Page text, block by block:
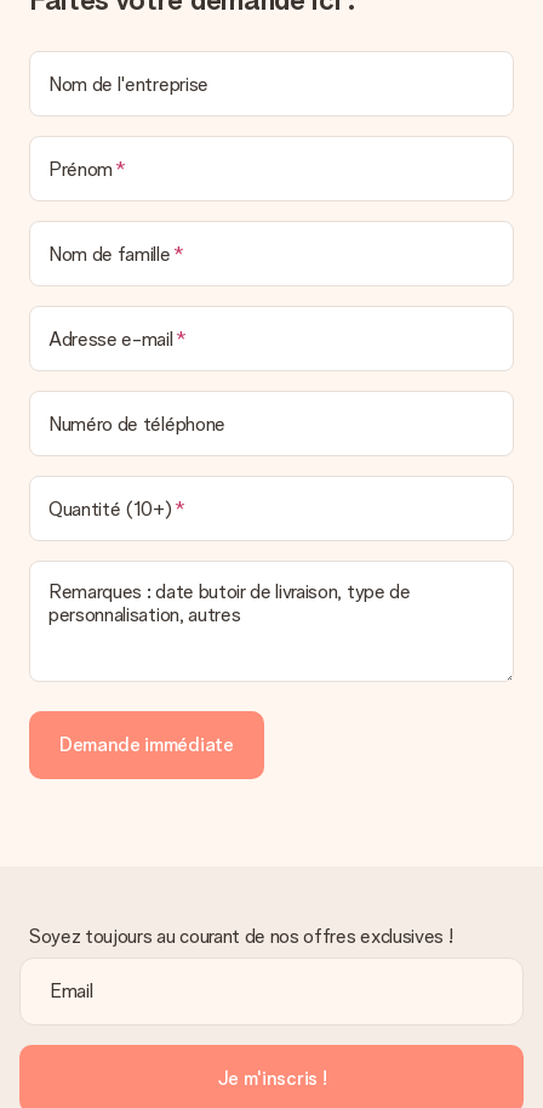
Nom de l'entreprise
Prénom
Nom de famille
Adresse e-mail
Numéro de téléphone
Quantité (10+)
Remarques : date butoir de livraison, type de
personnalisation, autres
Demande immédiate
Soyez toujours au courant de nos offres exclusives !
Je m'inscris !